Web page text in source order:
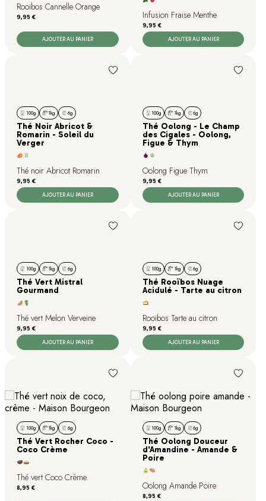
Rooïbos Cannelle Orange
Prix
9,95 €
AJOUTER AU PANIER
Infusion Fraise Menthe
Prix
9,95 €
AJOUTER AU PANIER
100g 1kg 6g
Thé Noir Abricot &
Romarin - Soleil du
Verger
Thé noir Abricot Romarin
Prix
9,95 €
AJOUTER AU PANIER
100g 1kg 6g
Thé Oolong - Le Champ
des Cigales - Oolong,
Figue & Thym
Oolong Figue Thym
Prix
9,95 €
AJOUTER AU PANIER
100g 1kg 6g
Thé Vert Mistral
Gourmand
Thé vert Melon Verveine
Prix
9,95 €
AJOUTER AU PANIER
100g 1kg 6g
Thé Rooïbos Nuage
Acidulé - Tarte au citron
Rooïbos Tarte au citron
Prix
9,95 €
AJOUTER AU PANIER
100g 1kg 6g
Thé Vert Rocher Coco -
Coco Crème
Thé vert Coco Crème
Prix
8,95 €
100g 1kg 6g
Thé Oolong Douceur
d'Amandine - Amande &
Poire
Oolong Amande Poire
Prix
8,95 €